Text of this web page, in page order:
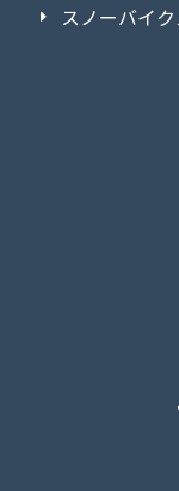
スノーバイ